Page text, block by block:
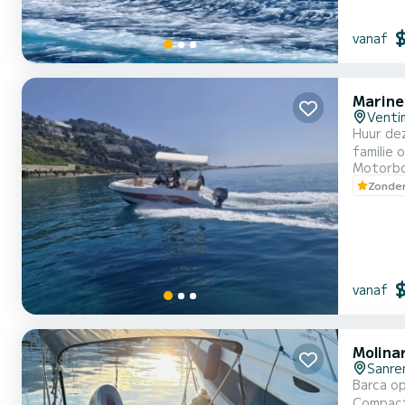
vanaf
Huur
familie of
een
vanaf
Barca